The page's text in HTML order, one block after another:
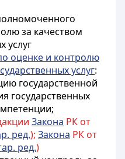
за качеством
услуг
оценке и контролю
услуг:
государственной
государственных
Закона РК от
ред.); Закона РК от
ред.)